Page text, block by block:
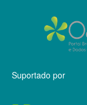
Suportado por